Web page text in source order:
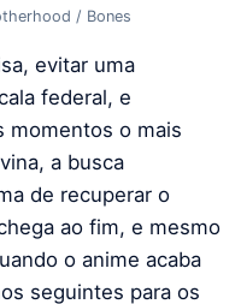
/ Bones
evitar uma
federal, e
momentos o mais
a busca
de recuperar o
ao fim, e mesmo
o anime acaba
seguintes para os